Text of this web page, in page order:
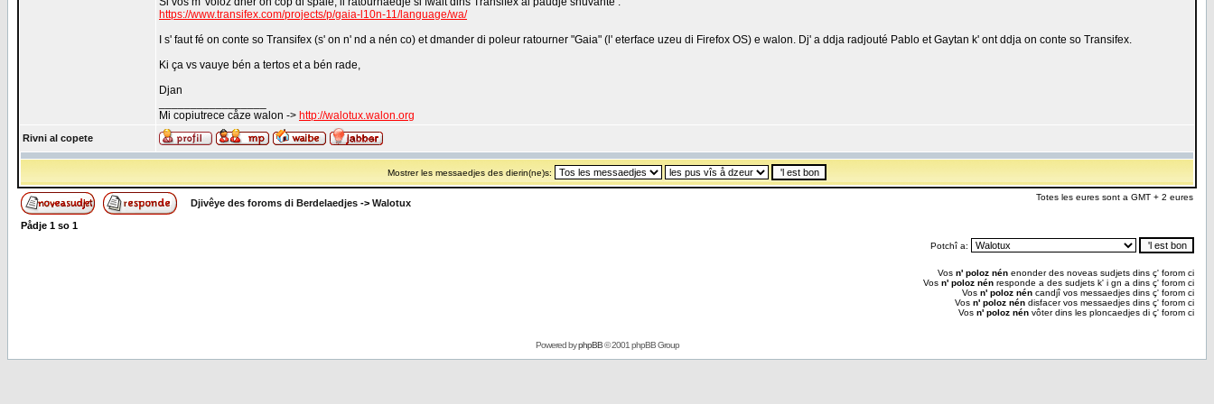
https://www.transifex.com/projects/p/gaia-l10n-11/language/wa/
I s' faut fé on conte so Transifex (s' on n' nd a nén co) et dmander di poleur ratourner "Gaia" (l' eterface uzeu di Firefox OS) e walon. Dj' a ddja radjouté Pablo et Gaytan k' ont ddja on conte so Transifex.
Ki ça vs vauye bén a tertos et a bén rade,
Djan
Mi copiutrece cåze walon -> http://walotux.walon.org
Rivni al copete
Mostrer les messaedjes des dierin(ne)s:
Djivêye des foroms di Berdelaedjes -> Walotux
Totes les eures sont a GMT + 2 eures
Pådje 1 so 1
Potchî a:
Vos n' poloz nén enonder des noveas sudjets dins ç' forom ci
Vos n' poloz nén responde a des sudjets k' i gn a dins ç' forom ci
Vos n' poloz nén candjî vos messaedjes dins ç' forom ci
Vos n' poloz nén disfacer vos messaedjes dins ç' forom ci
Vos n' poloz nén vôter dins les ploncaedjes di ç' forom ci
Powered byphpBB© 2001 phpBB Group